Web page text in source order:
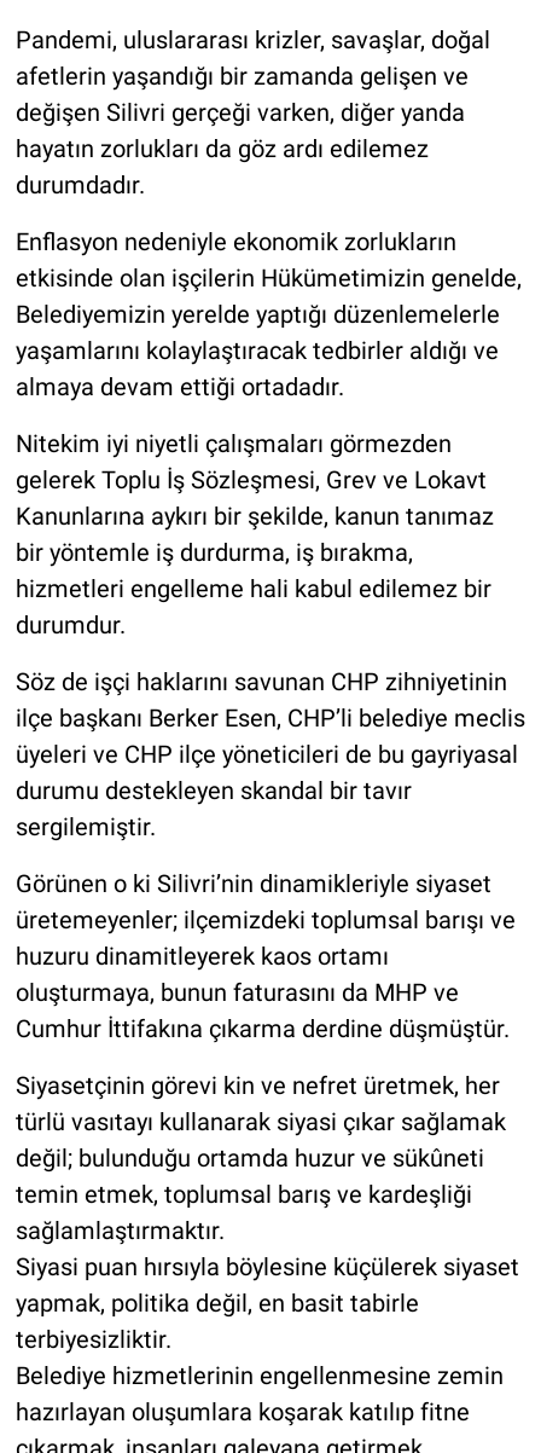
Pandemi, uluslararası krizler, savaşlar, doğal
afetlerin yaşandığı bir zamanda gelişen ve
değişen Silivri gerçeği varken, diğer yanda
hayatın zorlukları da göz ardı edilemez
durumdadır.
Enflasyon nedeniyle ekonomik zorlukların
etkisinde olan işçilerin Hükümetimizin genelde,
Belediyemizin yerelde yaptığı düzenlemelerle
yaşamlarını kolaylaştıracak tedbirler aldığı ve
almaya devam ettiği ortadadır.
Nitekim iyi niyetli çalışmaları görmezden
gelerek Toplu İş Sözleşmesi, Grev ve Lokavt
Kanunlarına aykırı bir şekilde, kanun tanımaz
bir yöntemle iş durdurma, iş bırakma,
hizmetleri engelleme hali kabul edilemez bir
durumdur.
Söz de işçi haklarını savunan CHP zihniyetinin
ilçe başkanı Berker Esen, CHP’li belediye meclis
üyeleri ve CHP ilçe yöneticileri de bu gayriyasal
durumu destekleyen skandal bir tavır
sergilemiştir.
Görünen o ki Silivri’nin dinamikleriyle siyaset
üretemeyenler; ilçemizdeki toplumsal barışı ve
huzuru dinamitleyerek kaos ortamı
oluşturmaya, bunun faturasını da MHP ve
Cumhur İttifakına çıkarma derdine düşmüştür.
Siyasetçinin görevi kin ve nefret üretmek, her
türlü vasıtayı kullanarak siyasi çıkar sağlamak
değil; bulunduğu ortamda huzur ve sükûneti
temin etmek, toplumsal barış ve kardeşliği
sağlamlaştırmaktır.
Siyasi puan hırsıyla böylesine küçülerek siyaset
yapmak, politika değil, en basit tabirle
terbiyesizliktir.
Belediye hizmetlerinin engellenmesine zemin
hazırlayan oluşumlara koşarak katılıp fitne